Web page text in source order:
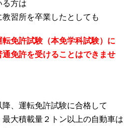
る方は
習所を卒業したとしても
免許試験（本免学科試験）に
免許を受けることはできませ
、運転免許試験に合格して
大積載量２トン以上の自動車は